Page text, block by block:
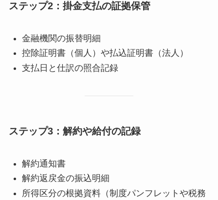
ステップ2：掛金支払の証拠保管
金融機関の振替明細
控除証明書（個人）や払込証明書（法人）
支払日と仕訳の照合記録
ステップ3：解約や給付の記録
解約通知書
解約返戻金の振込明細
所得区分の根拠資料（制度パンフレットや税務